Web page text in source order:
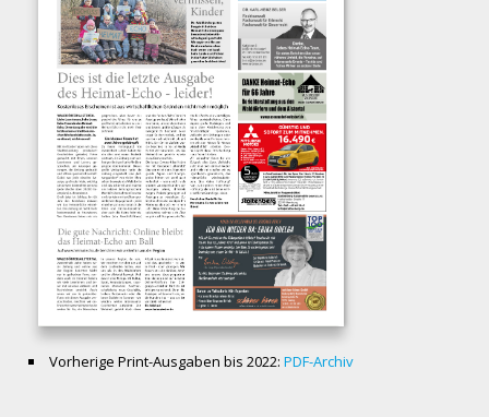
Vorherige Print-Ausgaben bis 2022: PDF-Archiv